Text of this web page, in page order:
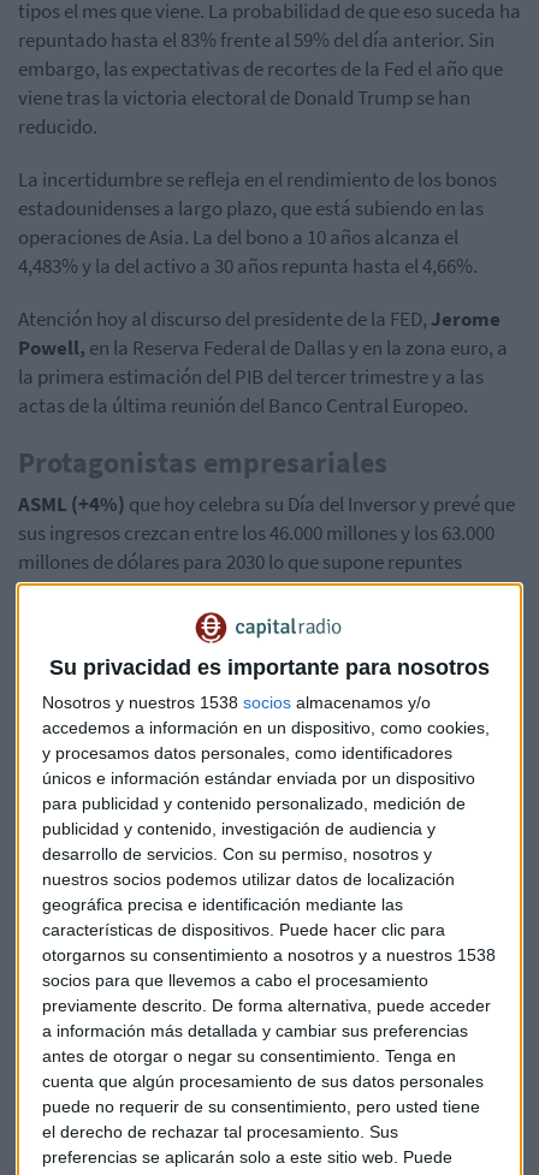
Su privacidad es importante para nosotros
Nosotros y nuestros 1538 socios almacenamos y/o
accedemos a información en un dispositivo, como cookies,
y procesamos datos personales, como identificadores
únicos e información estándar enviada por un dispositivo
para publicidad y contenido personalizado, medición de
publicidad y contenido, investigación de audiencia y
desarrollo de servicios. Con su permiso, nosotros y
nuestros socios podemos utilizar datos de localización
geográfica precisa e identificación mediante las
características de dispositivos. Puede hacer clic para
otorgarnos su consentimiento a nosotros y a nuestros 1538
socios para que llevemos a cabo el procesamiento
previamente descrito. De forma alternativa, puede acceder
a información más detallada y cambiar sus preferencias
antes de otorgar o negar su consentimiento. Tenga en
cuenta que algún procesamiento de sus datos personales
puede no requerir de su consentimiento, pero usted tiene
el derecho de rechazar tal procesamiento. Sus
preferencias se aplicarán solo a este sitio web. Puede
tipos el mes que viene. La probabilidad de que eso suceda ha
repuntado hasta el 83% frente al 59% del día anterior. Sin
embargo, las expectativas de recortes de la Fed el año que
viene tras la victoria electoral de Donald Trump se han
reducido.
La incertidumbre se refleja en el rendimiento de los bonos
estadounidenses a largo plazo, que está subiendo en las
operaciones de Asia. La del bono a 10 años alcanza el
4,483% y la del activo a 30 años repunta hasta el 4,66%.
Atención hoy al discurso del presidente de la FED, Jerome
Powell, en la Reserva Federal de Dallas y en la zona euro, a
la primera estimación del PIB del tercer trimestre y a las
actas de la última reunión del Banco Central Europeo.
Protagonistas empresariales
ASML (+4%) que hoy celebra su Día del Inversor y prevé que
sus ingresos crezcan entre los 46.000 millones y los 63.000
millones de dólares para 2030 lo que supone repuntes
anuales medios entre el 8% y el 14%. De momento, no ha
hecho ninguna mención sobre las perspectivas de ventas en
China tras la victoria de Trump.
El grupo de ingeniería alemánSiemens (+7%)presenta una
caída de su beneficio en el negocio industrial de un 7% en el
tercer trimestre , aun así supera previsiones. La empresa
reduce su objetivo de ventas para el año que viene desde un
rango del 4-8% hasta un 3-7% y cita para ello los conflictos
comerciales y una demanda débil de los consumidores.
La operadora alemanaDeutsche Telekom (+3%)
ligeramente previsiones con sus cuentas trimestrales con
crecimiento de su negocio a ambos lados del Atlántico y
eleva estimaciones anuales de Ebitda hasta los 43.000
millones de euros frente a la estimación inicial de 42.900.
SMA Solar (-14%) , el proveedor de piezas de energía solar,
recortará hasta 1.100 empleos en todo el mundo y rebaja
estimaciones anuales dos meses después de anunciar un
plan de reestructuración.